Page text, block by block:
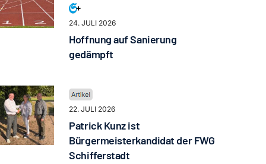
24. JULI 2026
Hoffnung auf Sanierung
gedämpft
22. JULI 2026
Patrick Kunz ist
Bürgermeisterkandidat der FWG
Schifferstadt